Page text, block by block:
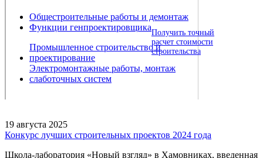
Получить точный
расчет стоимости
строительства
Общестроительные работы и демонтаж
Функции генпроектировщика
Промышленное строительство и
проектирование
Электромонтажные работы, монтаж
слаботочных систем
19 августа 2025
Конкурс лучших строительных проектов 2024 года
Школа-лаборатория «Новый взгляд» в Хамовниках, введенная